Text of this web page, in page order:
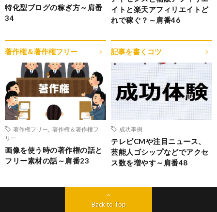
特化型ブログの稼ぎ方～肩番
34
イトと楽天アフィリエイトど
れで稼ぐ？～肩番46
著作権＆著作権フリー
著作権フリー
著作権＆著作権フ
リー
画像を使う時の著作権の話と
フリー素材の話～肩番23
記事を書くコツ
成功事例
テレビCMや注目ニュース、
芸能人ゴシップなどでアクセ
ス数を増やす～肩番48
Back to Top